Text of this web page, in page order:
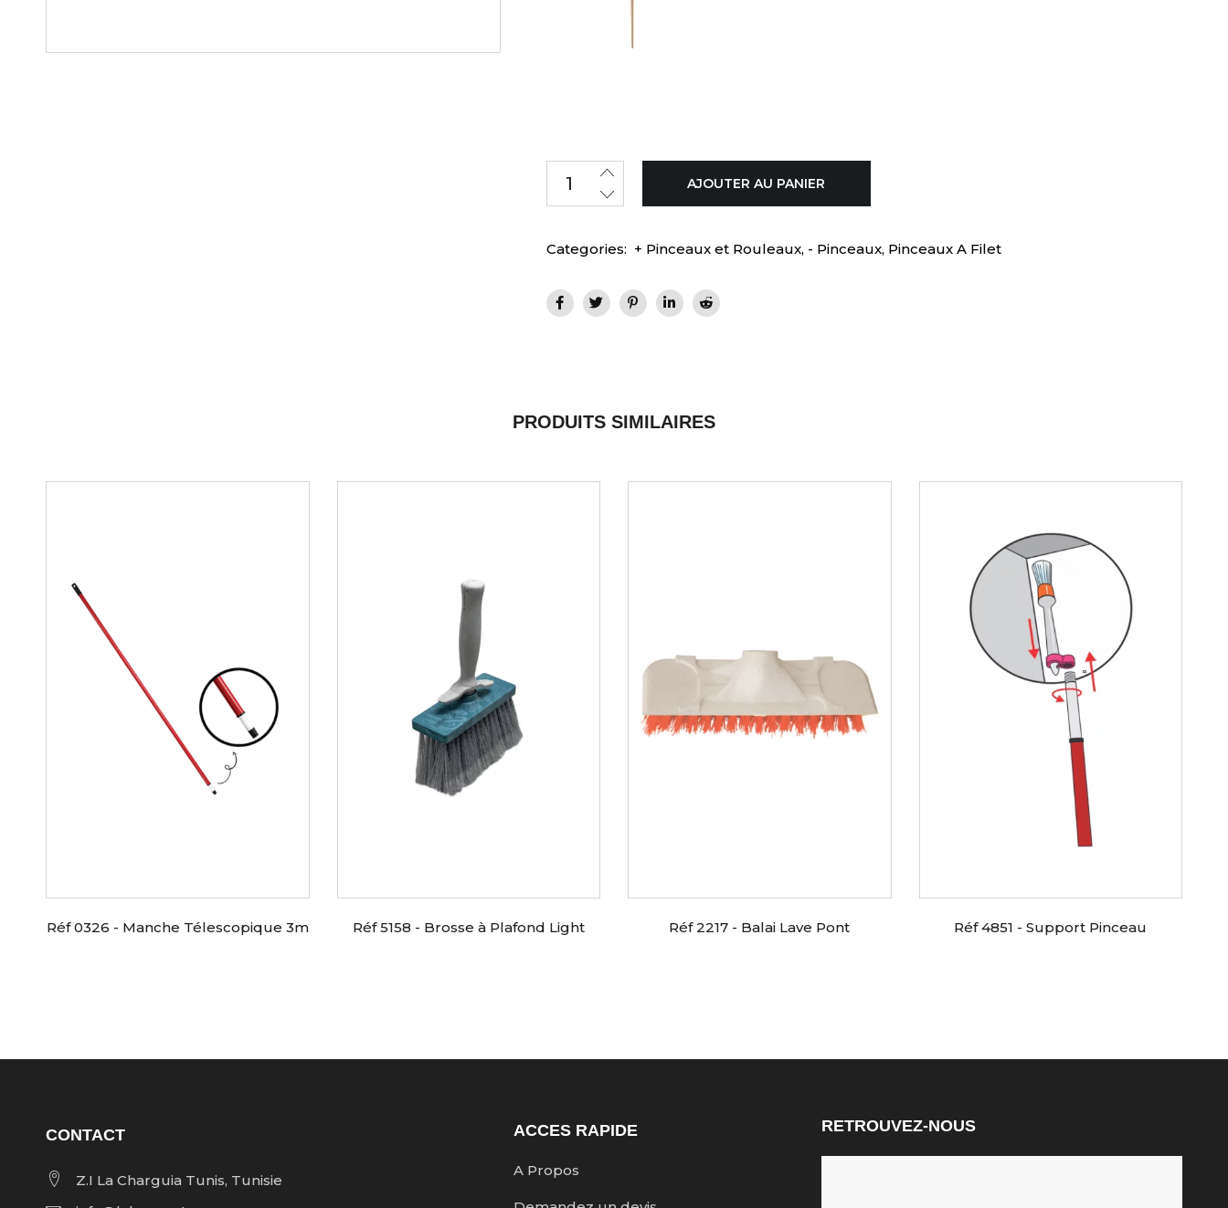
AJOUTER AU PANIER
Categories: + Pinceaux et Rouleaux, - Pinceaux, Pinceaux A Filet
PRODUITS SIMILAIRES
Réf 0326 - Manche Télescopique 3m Réf 5158 - Brosse à Plafond Light Réf 2217 - Balai Lave Pont Réf 4851 - Support Pinceau
CONTACT
Z.I La Charguia Tunis, Tunisie
ACCES RAPIDE
A Propos
RETROUVEZ-NOUS